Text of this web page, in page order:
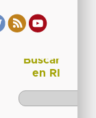
Buscar
en RI